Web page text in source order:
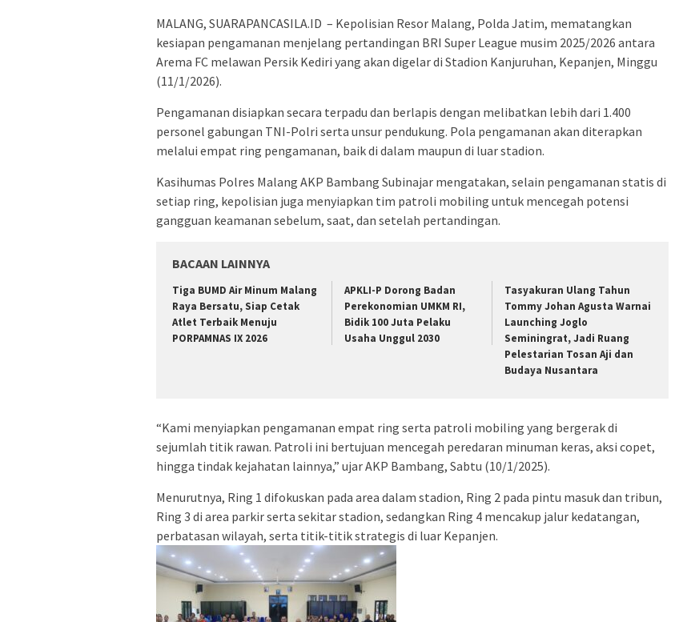
MALANG, SUARAPANCASILA.ID – Kepolisian Resor Malang, Polda Jatim, mematangkan
kesiapan pengamanan menjelang pertandingan BRI Super League musim 2025/2026 antara
Arema FC melawan Persik Kediri yang akan digelar di Stadion Kanjuruhan, Kepanjen, Minggu
(11/1/2026).
Pengamanan disiapkan secara terpadu dan berlapis dengan melibatkan lebih dari 1.400
personel gabungan TNI-Polri serta unsur pendukung. Pola pengamanan akan diterapkan
melalui empat ring pengamanan, baik di dalam maupun di luar stadion.
Kasihumas Polres Malang AKP Bambang Subinajar mengatakan, selain pengamanan statis di
setiap ring, kepolisian juga menyiapkan tim patroli mobiling untuk mencegah potensi
gangguan keamanan sebelum, saat, dan setelah pertandingan.
BACAAN LAINNYA
Tiga BUMD Air Minum Malang
Raya Bersatu, Siap Cetak
Atlet Terbaik Menuju
PORPAMNAS IX 2026
APKLI-P Dorong Badan
Perekonomian UMKM RI,
Bidik 100 Juta Pelaku
Usaha Unggul 2030
Tasyakuran Ulang Tahun
Tommy Johan Agusta Warnai
Launching Joglo
Seminingrat, Jadi Ruang
Pelestarian Tosan Aji dan
Budaya Nusantara
“Kami menyiapkan pengamanan empat ring serta patroli mobiling yang bergerak di
sejumlah titik rawan. Patroli ini bertujuan mencegah peredaran minuman keras, aksi copet,
hingga tindak kejahatan lainnya,” ujar AKP Bambang, Sabtu (10/1/2025).
Menurutnya, Ring 1 difokuskan pada area dalam stadion, Ring 2 pada pintu masuk dan tribun,
Ring 3 di area parkir serta sekitar stadion, sedangkan Ring 4 mencakup jalur kedatangan,
perbatasan wilayah, serta titik-titik strategis di luar Kepanjen.